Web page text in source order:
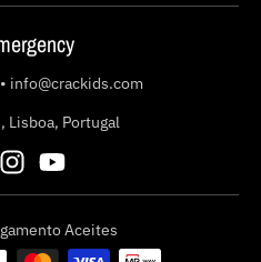
• info@crackids.com
Lisboa, Portugal
Aceites